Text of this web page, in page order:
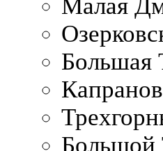
Малая
Большая
Большой